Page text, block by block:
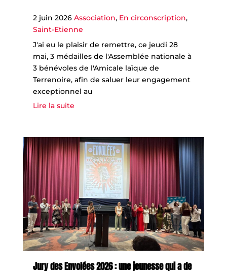
2 juin 2026 Association, En circonscription,
Saint-Etienne
J'ai eu le plaisir de remettre, ce jeudi 28
mai, 3 médailles de l'Assemblée nationale à
3 bénévoles de l'Amicale laïque de
Terrenoire, afin de saluer leur engagement
exceptionnel au
Lire la suite
Jury des Envolées 2026 : une jeunesse qui a de